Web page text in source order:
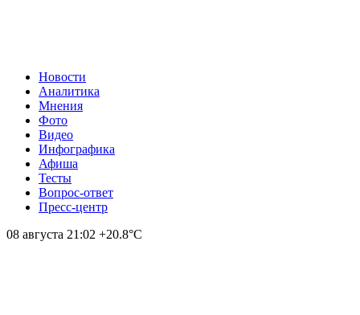
Новости
Аналитика
Мнения
Фото
Видео
Инфографика
Афиша
Тесты
Вопрос-ответ
Пресс-центр
08 августа 21:02 +20.8°С